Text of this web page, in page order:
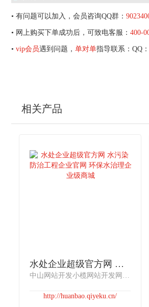
• 有问题可以加入，会员咨询QQ群：
• 网上购买下单成功后，可致电客服： 400-
• vip会员遇到问题， 单对单指导联系：QQ：
相关产品
水处企业超级官方网 水污染防治工程企业官网 环保水治理企业级商城
中山网站开发小榄网站开发网站开发公司网站开发之美，官方网站设计官方网站开发自适应官网网站开发饮料行业超级官网网站模板其他行业超级官网网站模板 水处企业超级官方网 水污染防治工程企业官网 环保水治理企业级商城 公司拥有国家建设部颁发的水污染防治工程甲级设计资质证书，拥有环保部门及行业协会颁发的多项设施运营资质
http://huanbao.qiyeku.cn/